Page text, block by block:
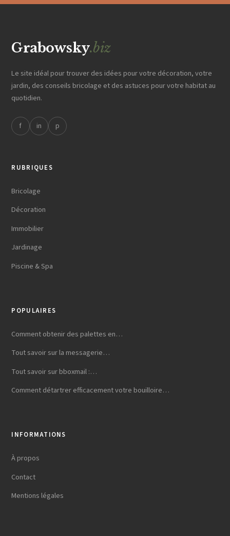
Grabowsky.biz
Le site idéal pour trouver des idées pour votre décoration, votre
jardin, des conseils bricolage et des astuces pour votre habitat au
quotidien.
f in p
RUBRIQUES
Bricolage
Décoration
Immobilier
Jardinage
Piscine & Spa
POPULAIRES
Comment obtenir des palettes en…
Tout savoir sur la messagerie…
Tout savoir sur bboxmail :…
Comment détartrer efficacement votre bouilloire…
INFORMATIONS
À propos
Contact
Mentions légales